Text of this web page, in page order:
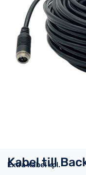
Kabel till
Extra Kabel kpl.